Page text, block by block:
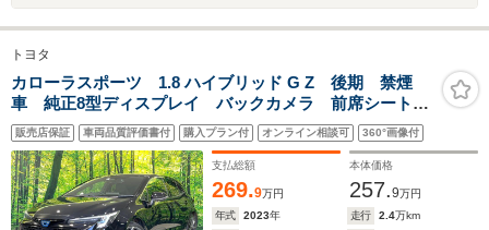
トヨタ
カローラスポーツ 1.8 ハイブリッド G Z 後期 禁煙
車 純正8型ディスプレイ バックカメラ 前席シートヒ
ーター 電子パーキングブレーキ 衝突被害軽減システ
ム レーダークルーズ 車線逸脱警報 ETC ドライブ
レコーダー オートエアコン
販売店保証 車両品質評価書付 購入プラン付 オンライン相談可 360°画像付
支払総額
269.9万円
本体価格
257.9万円
年式
2023年 走行 2.4万km